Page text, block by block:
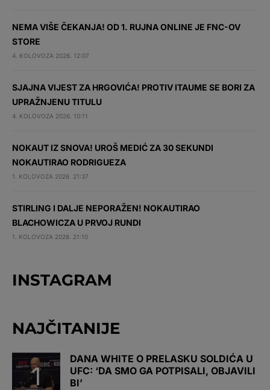
NEMA VIŠE ČEKANJA! OD 1. RUJNA ONLINE JE FNC-OV
STORE
4. KOLOVOZA 2026. 12:07
SJAJNA VIJEST ZA HRGOVIĆA! PROTIV ITAUME SE BORI ZA
UPRAŽNJENU TITULU
4. KOLOVOZA 2026. 10:11
NOKAUT IZ SNOVA! UROŠ MEDIĆ ZA 30 SEKUNDI
NOKAUTIRAO RODRIGUEZA
1. KOLOVOZA 2026. 21:37
STIRLING I DALJE NEPORAŽEN! NOKAUTIRAO
BLACHOWICZA U PRVOJ RUNDI
1. KOLOVOZA 2026. 21:10
INSTAGRAM
NAJČITANIJE
DANA WHITE O PRELASKU SOLDIĆA U
UFC: ‘DA SMO GA POTPISALI, OBJAVILI
BI’